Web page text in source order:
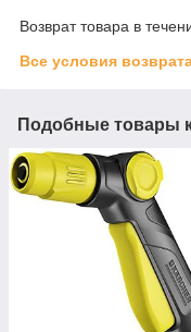
Возврат товара в
Все условия
Подобные товары